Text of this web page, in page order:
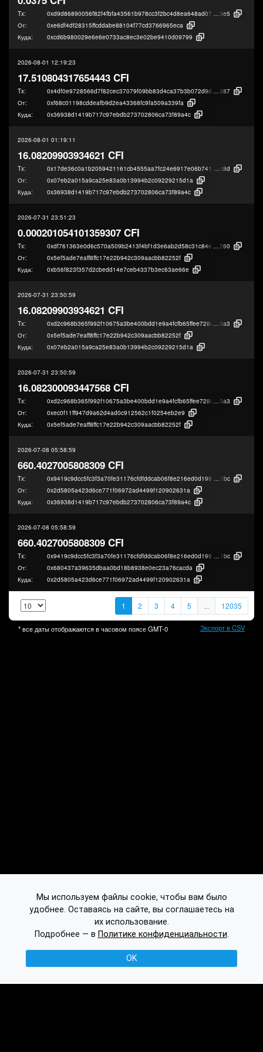
Tx: 0xd9d86890056f82f4fbfa43561b978cc3f2bc4d8ea648ad0700c7356406ffe
3e5
От:
0xe6df4df28315ffcddabe88104f77cd3766965eca
Куда:
0xcd6b980029e6e6e0733ac8ec3e02be9410d09799
2026-08-01 12:19:23
17.510804317654443 CFI
Tx: 0x4df0e9728566d7f82cec37079f09bb83d4ca37b3b072d9d3bd6f71529f49c
887
От:
0xf68c01198cddeafb9d2ea43368fc9fa509a339fa
Куда:
0x36938d1419b717c97ebdb273702806ca73f89a4c
2026-08-01 01:19:11
16.08209903934621 CFI
Tx: 0x17de36c0a1b2059421161cb4555aa7fc24e6917e06b7417142748fcf74cd4
c8d
От:
0x07eb2a015a9ca25e83a0b13994b2c09229215d1a
Куда:
0x36938d1419b717c97ebdb273702806ca73f89a4c
2026-07-31 23:51:23
0.000201054101359307 CFI
Tx: 0xdf761363e0d6c570a509b2413f4bf1d3e6ab2d58c31c84e659347fc3f9e79
260
От:
0x5ef5ade7eaff8ffc17e22b942c309aacbb82252f
Куда:
0xb56f823f357d2cbedd14e7ceb4337b3ec63ae66e
2026-07-31 23:50:59
16.08209903934621 CFI
Tx: 0xd2c968b365f992f10675a3be400bdd1e9a4fcfb65ffee72881cc1c9069516
5a3
От:
0x5ef5ade7eaff8ffc17e22b942c309aacbb82252f
Куда:
0x07eb2a015a9ca25e83a0b13994b2c09229215d1a
2026-07-31 23:50:59
16.082300093447568 CFI
Tx: 0xd2c968b365f992f10675a3be400bdd1e9a4fcfb65ffee72881cc1c9069516
5a3
От:
0xec0f11ff947d9a62d4ad0c912562c1f0254eb2e9
Куда:
0x5ef5ade7eaff8ffc17e22b942c309aacbb82252f
2026-07-08 05:58:59
660.4027005808309 CFI
Tx: 0x9419c9dcc5fc3f3a70fe31176cfdfddcab06f8e216ed0d1994e20a469751c
1bc
От:
0x2d5805a423d6ce771f06972ad4499f120902631a
Куда:
0x36938d1419b717c97ebdb273702806ca73f89a4c
2026-07-08 05:58:59
660.4027005808309 CFI
Tx: 0x9419c9dcc5fc3f3a70fe31176cfdfddcab06f8e216ed0d1994e20a469751c
1bc
От:
0x680437a39635dbaa0bd18b8938e0ec23a76cacda
Куда:
0x2d5805a423d6ce771f06972ad4499f120902631a
1 2 3 4 5 ... 12035
* все даты отображаются в часовом поясеGMT-0 Экспорт в CSV
Мы используем файлы cookie, чтобы вам было
удобнее. Оставаясь на сайте, вы соглашаетесь на
их использование.
Подробнее — в Политике конфиденциальности.
OK